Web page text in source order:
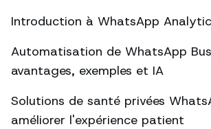
Introduction à WhatsApp
Automatisation de WhatsApp
avantages, exemples et IA
Solutions de santé privées
améliorer l'expérience patient